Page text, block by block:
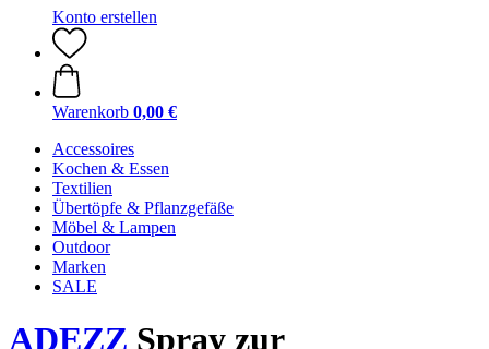
Konto erstellen
Warenkorb 0,00 €
Accessoires
Kochen & Essen
Textilien
Übertöpfe & Pflanzgefäße
Möbel & Lampen
Outdoor
Marken
SALE
ADEZZ Spray zur